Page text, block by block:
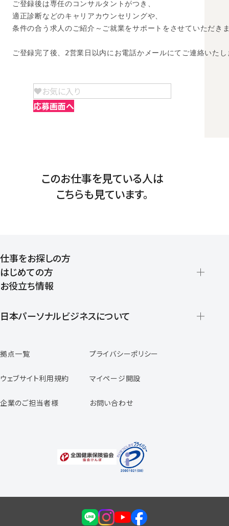
ご登録後は専任のコンサルタントがつき、
適正診断などのキャリアカウンセリングや、
条件の合う求人のご紹介～ご就業をサポートをさせていただき
ご登録完了後、2営業日以内にお電話かメールにてご連絡いたし
お気に入り
応募画面へ
このお仕事を見ている人は
こちらも見ています。
仕事をお探しの方
はじめての方
登録から就業開始までの流れ
お役立ち情報
日本パーソナルビジネスについて
スタッフの声
専任コンサルタントの声
福利厚生のご案内
拠点一覧 プライバシーポリシー
ウェブサイト利用規約 マイページ開設
企業のご担当者様 お問い合わせ